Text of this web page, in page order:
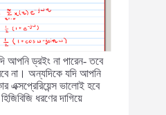
আপনি ড্রইং না পারেন- তবে
না। অন্যদিকে যদি আপনি
এক্সপ্রেরিয়েন্স ভালোই হবে
ধরণের দাগিয়ে